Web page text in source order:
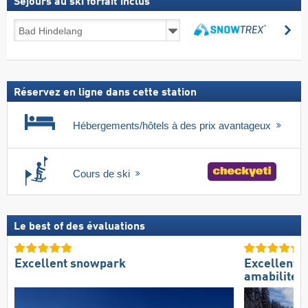
au
forfait
Réservez en ligne dans cette station
Hébergements/hôtels à des prix avantageux
Cours de ski
Le best of des évaluations
Excellent snowpark
Excellente
amabilité